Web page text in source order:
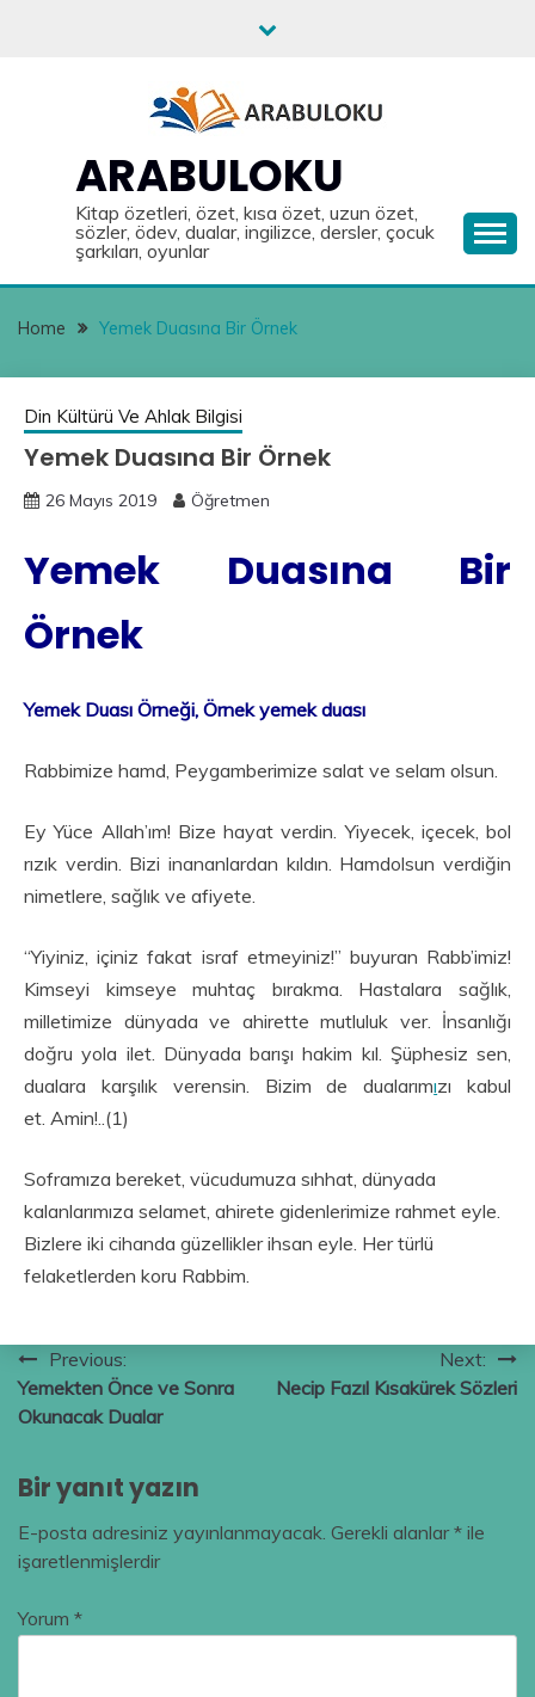
ARABULOKU
Kitap özetleri, özet, kısa özet, uzun özet,
sözler, ödev, dualar, ingilizce, dersler, çocuk
şarkıları, oyunlar
Home Yemek Duasına Bir Örnek
Din Kültürü Ve Ahlak Bilgisi
Yemek Duasına Bir Örnek
26 Mayıs 2019 Öğretmen
Yemek Duasına Bir
Örnek
Yemek Duası Örneği, Örnek yemek duası
Rabbimize hamd, Peygamberimize salat ve selam olsun.
Ey Yüce Allah’ım! Bize hayat verdin. Yiyecek, içecek, bol
rızık verdin. Bizi inananlardan kıldın. Hamdolsun verdiğin
nimetlere, sağlık ve afiyete.
“Yiyiniz, içiniz fakat israf etmeyiniz!” buyuran Rabb’imiz!
Kimseyi kimseye muhtaç bırakma. Hastalara sağlık,
milletimize dünyada ve ahirette mutluluk ver. İnsanlığı
doğru yola ilet. Dünyada barışı hakim kıl. Şüphesiz sen,
dualara karşılık verensin. Bizim de dualarımızı kabul
et. Amin!..(1)
Soframıza bereket, vücudumuza sıhhat, dünyada
kalanlarımıza selamet, ahirete gidenlerimize rahmet eyle.
Bizlere iki cihanda güzellikler ihsan eyle. Her türlü
felaketlerden koru Rabbim.
Yazı
gezinmesi
Previous:
Yemekten Önce ve Sonra
Okunacak Dualar
Next:
Necip Fazıl Kısakürek Sözleri
Bir yanıt yazın
E-posta adresiniz yayınlanmayacak. Gerekli alanlar* ile
işaretlenmişlerdir
Yorum *